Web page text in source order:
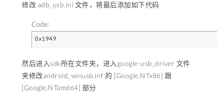
修改 adb_usb.ini 文件，将最后添加如下代码
Code:
0x1949
然后进入sdk所在文件夹，进入google-usb_driver 文件
夹修改android_winusb.inf 的 [Google.NTx86] 跟
[Google.NTamd64] 部分